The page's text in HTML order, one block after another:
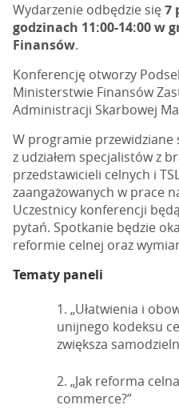
Wydarzenie odbędzie się7
godzinach 11:00-14:00 w
Finansów.
Konferencję otworzy
Ministerstwie Finansów
Administracji Skarbowej
W programie przewidziane
z udziałem specjalistów z
przedstawicieli celnych i
zaangażowanych w prace
Uczestnicy konferencji
pytań. Spotkanie będzie
reformie celnej oraz
Tematy paneli
„Ułatwienia i
unijnego kodeksu
zwiększa
„Jak reforma
commerce?”